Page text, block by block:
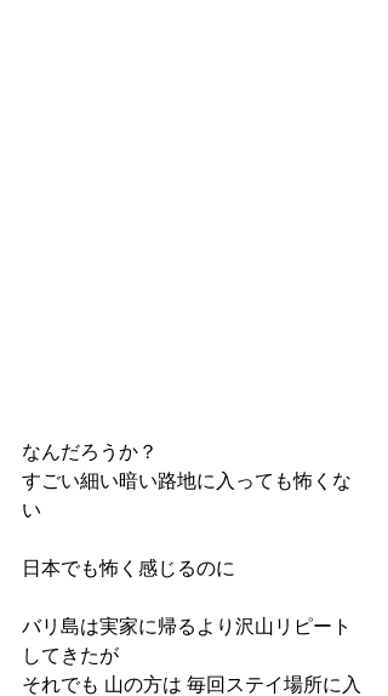
なんだろうか？
すごい細い暗い路地に入っても怖くな
い
日本でも怖く感じるのに
バリ島は実家に帰るより沢山リピート
してきたが
それでも 山の方は 毎回ステイ場所に入